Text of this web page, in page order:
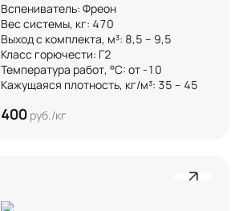
Вспениватель: Фреон
Вес системы, кг: 470
Выход с комплекта, м³: 8,5 – 9,5
Класс горючести: Г2
Температура работ, °C: от -10
Кажущаяся плотность, кг/м³: 35 – 45
400 руб./кг